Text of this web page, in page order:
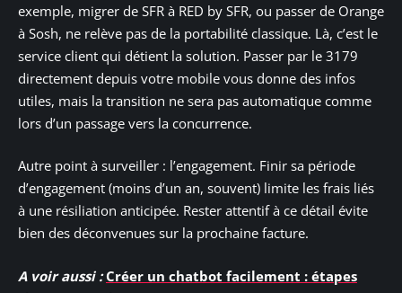
exemple, migrer de SFR à RED by SFR, ou passer de Orange
à Sosh, ne relève pas de la portabilité classique. Là, c’est le
service client qui détient la solution. Passer par le 3179
directement depuis votre mobile vous donne des infos
utiles, mais la transition ne sera pas automatique comme
lors d’un passage vers la concurrence.
Autre point à surveiller : l’engagement. Finir sa période
d’engagement (moins d’un an, souvent) limite les frais liés
à une résiliation anticipée. Rester attentif à ce détail évite
bien des déconvenues sur la prochaine facture.
A voir aussi : Créer un chatbot facilement : étapes